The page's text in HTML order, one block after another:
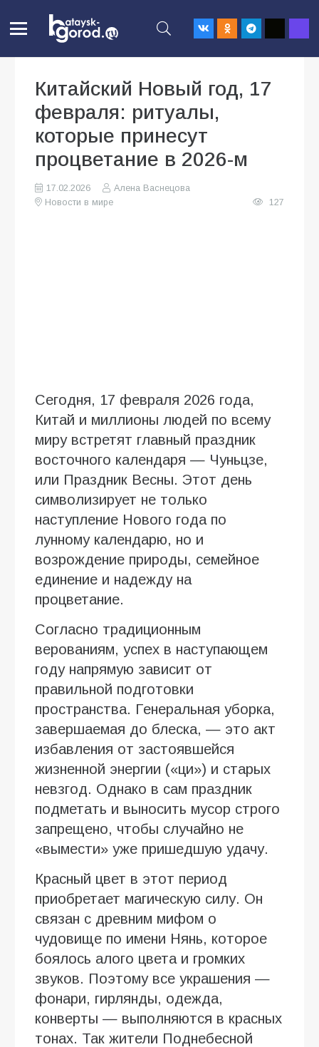
Китайский Новый год, 17
февраля: ритуалы,
которые принесут
процветание в 2026-м
17.02.2026
Алена Васнецова
Новости в мире
127
Сегодня, 17 февраля 2026 года,
Китай и миллионы людей по всему
миру встретят главный праздник
восточного календаря — Чуньцзе,
или Праздник Весны. Этот день
символизирует не только
наступление Нового года по
лунному календарю, но и
возрождение природы, семейное
единение и надежду на
процветание.
Согласно традиционным
верованиям, успех в наступающем
году напрямую зависит от
правильной подготовки
пространства. Генеральная уборка,
завершаемая до блеска, — это акт
избавления от застоявшейся
жизненной энергии («ци») и старых
невзгод. Однако в сам праздник
подметать и выносить мусор строго
запрещено, чтобы случайно не
«вымести» уже пришедшую удачу.
Красный цвет в этот период
приобретает магическую силу. Он
связан с древним мифом о
чудовище по имени Нянь, которое
боялось алого цвета и громких
звуков. Поэтому все украшения —
фонари, гирлянды, одежда,
конверты — выполняются в красных
тонах. Так жители Поднебесной